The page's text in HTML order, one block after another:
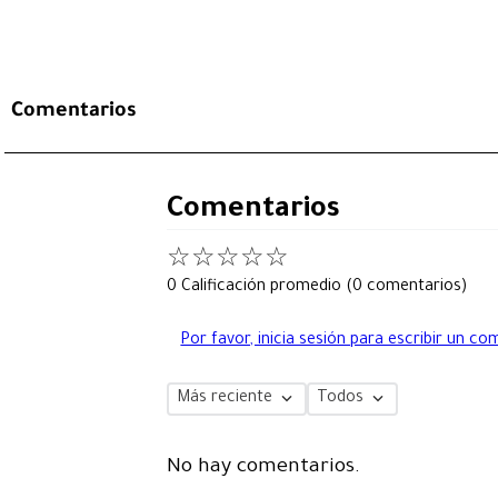
Comentarios
Comentarios
☆☆☆☆☆
0 Calificación promedio (0 comentarios)
Por favor, inicia sesión para escribir un
Más reciente Todos
No hay comentarios.